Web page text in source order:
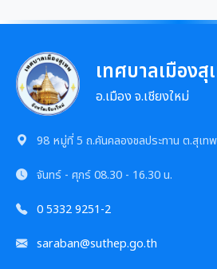
ประกาศอื่น ๆ
ประเมินความพึงพอใจต่อการให้บริก
แบบฟอร์มการรับฟังความคิดเห็นขอ
การเลือกตั้งท้องถิ่น
งานทะเบียนราษฎร
เทศบาลเมืองสุ
อ.เมือง จ.เชียงใหม่
98 หมู่ที่ 5 ถ.คันคลองชลประทาน ต.สุเท
จันทร์ - ศุกร์08.30 - 16.30 น.
0 5332 9251-2
saraban@suthep.go.th